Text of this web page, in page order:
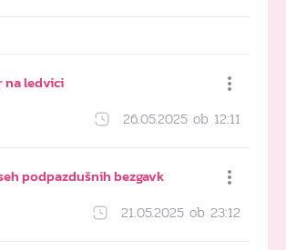
na ledvici
26.05.2025 ob 12:11
podpazdušnih bezgavk
21.05.2025 ob 23:12